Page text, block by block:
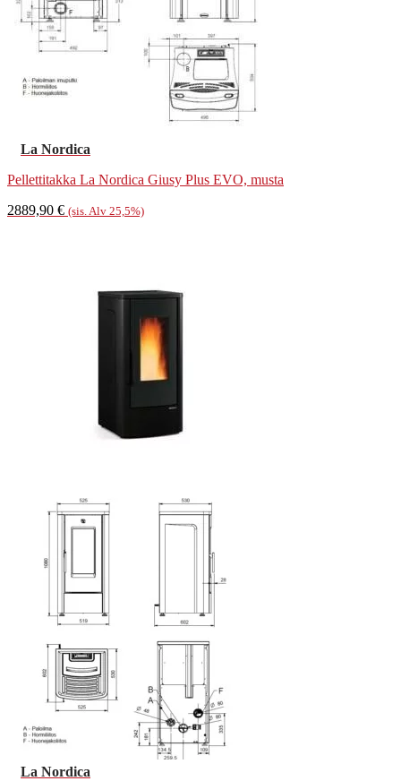
La Nordica
Pellettitakka La Nordica Giusy Plus EVO, musta
2889,90 € (sis. Alv 25,5%)
La Nordica